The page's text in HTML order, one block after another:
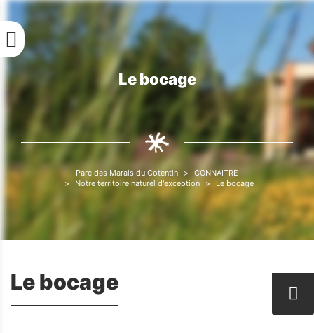
Aller
contenu
principal
Fil
d'Ariane
Le bocage
Fil
d'Ariane
Parc des Marais du Cotentin
CONNAITRE
Notre territoire naturel d'exception
Le bocage
Le bocage